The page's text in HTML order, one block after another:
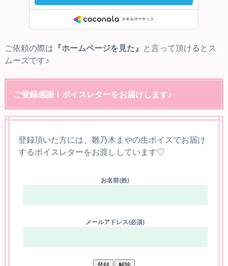
ご依頼の際は 『ホームページを見た』
と言って頂けるとス
ムーズです♪
ご登録感謝！ボイスレターをお届けします♪
登録頂いた方には、雛乃木まやの生ボイスでお届け
するボイスレターをお渡ししています♡
お名前(姓)
メールアドレス(必須)